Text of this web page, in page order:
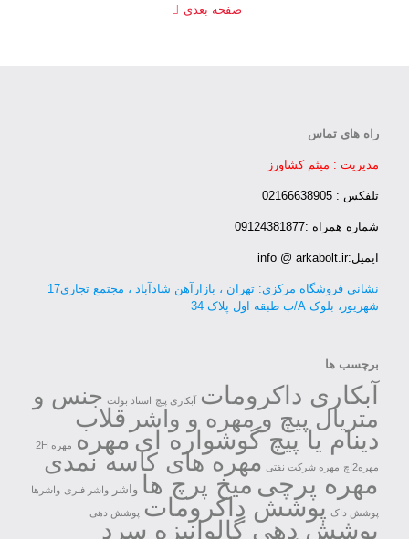
صفحه بعدی
راه های تماس
مدیریت : میثم کشاورز
تلفکس : 02166638905
شماره همراه :09124381877
ایمیل:info @ arkabolt.ir
نشانی فروشگاه مرکزی: تهران ، بازارآهن شادآباد ، مجتمع تجاری17
شهریور، بلوک A/ب طبقه اول پلاک 34
برچسب ها
آبکاری داکرومات آبکاری پیچ استاد بولت جنس و
متریال پیچ و مهره و واشر قلاب
دینام یا پیچ گوشواره ایمهره مهره 2H
مهره2اچ
مهره شرکت نفتی مهره های کاسه نمدی
مهره پرچی میخ پرچ ها واشر واشر فنری واشرها
پوشش داک پوشش داکرومات پوشش دهی
پوشش دهی گالوانیزه سرد